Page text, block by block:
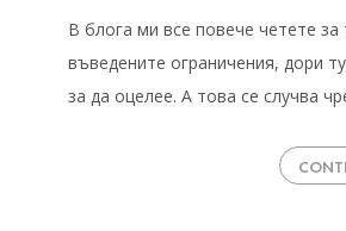
В блога ми все повече четете
въведените ограничения, дори
за да оцелее. А това се случва